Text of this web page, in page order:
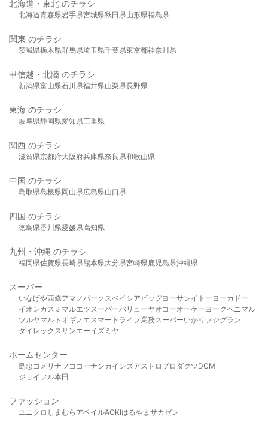
北海道・東北 のチラシ
北海道青森県岩手県宮城県秋田県山形県福島県
関東 のチラシ
茨城県栃木県群馬県埼玉県千葉県東京都神奈川県
甲信越・北陸 のチラシ
新潟県富山県石川県福井県山梨県長野県
東海 のチラシ
岐阜県静岡県愛知県三重県
関西 のチラシ
滋賀県京都府大阪府兵庫県奈良県和歌山県
中国 のチラシ
鳥取県島根県岡山県広島県山口県
四国 のチラシ
徳島県香川県愛媛県高知県
九州・沖縄 のチラシ
福岡県佐賀県長崎県熊本県大分県宮崎県鹿児島県沖縄県
スーパー
いなげや西條アマノパークスベイシア ビッグヨーサンイトーヨーカドー
イオンカスミ マルエツスーパーバリューヤオコーオーケー ヨークベニマル
ツルヤマルト オギノ エスマート ライフ業務スーパーいかり フジグラン
ダイレックスサンエーイズミヤ
ホームセンター
島忠 コメリ ナフコ コーナンカインズアストロプロダクツDCM
ジョイフル本田
ファッション
ユニクロ しまむら アベイルAOKIはるやま サカゼン